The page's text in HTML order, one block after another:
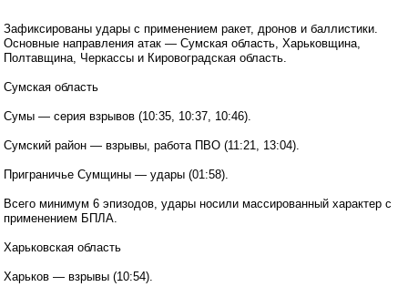
Зафиксированы удары с применением ракет, дронов и баллистики.
Основные направления атак — Сумская область, Харьковщина,
Полтавщина, Черкассы и Кировоградская область.
Сумская область
Сумы — серия взрывов (10:35, 10:37, 10:46).
Сумский район — взрывы, работа ПВО (11:21, 13:04).
Приграничье Сумщины — удары (01:58).
Всего минимум 6 эпизодов, удары носили массированный характер с
применением БПЛА.
Харьковская область
Харьков — взрывы (10:54).